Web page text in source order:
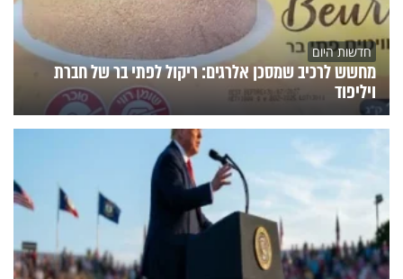
חדשות היום
מחשש לרכיב שמסכן אלרגים: ריקול לפתי בר של חברת
ויליפוד